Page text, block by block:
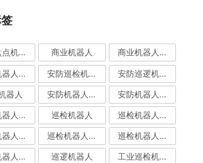
仓库盘点机器人 商业机器人 商业机器人底盘
商业机器人底盘公司 安防巡检机器人 安防巡逻机器人
器人 安防机器人价格 安防机器人公司
安防机器人定制 巡检机器人 巡检机器人价格
巡检机器人公司 巡检机器人厂家 巡检机器人定制
巡检机器人应用 巡逻机器人 工业巡检机器人